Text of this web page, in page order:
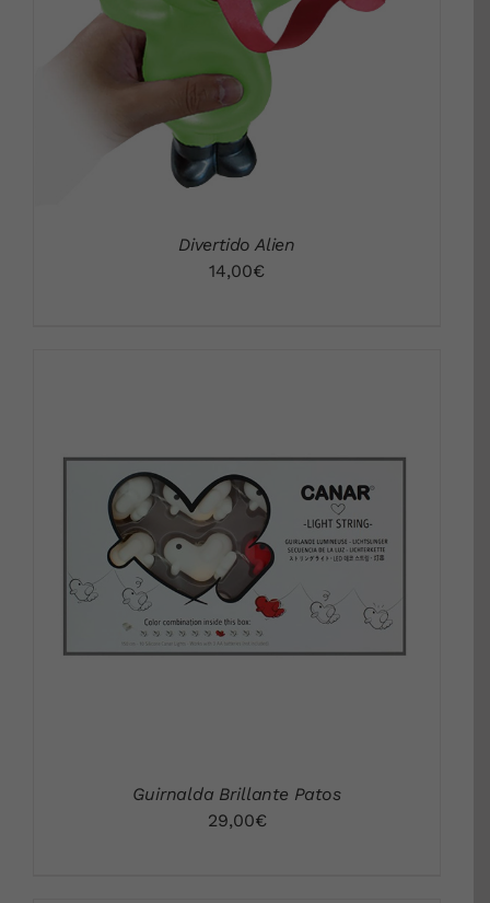
DETALLES
Divertido Alien
14,00€
DETALLES
Guirnalda Brillante Patos
29,00€